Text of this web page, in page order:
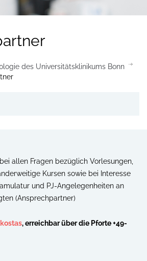
des Universitätsklinikums Bonn
allen Fragen bezüglich Vorlesungen,
Kursen sowie bei Interesse
und PJ-Angelegenheiten an
(Ansprechpartner)
, erreichbar über die Pforte +49-